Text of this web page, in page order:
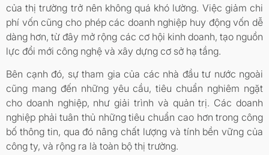
của thị trường trở nên không quá khó lường. Việc giảm chi
phí vốn cũng cho phép các doanh nghiệp huy động vốn dễ
dàng hơn, từ đây mở rộng các cơ hội kinh doanh, tạo nguồn
lực đổi mới công nghệ và xây dựng cơ sở hạ tầng.
Bên cạnh đó, sự tham gia của các nhà đầu tư nước ngoài
cũng mang đến những yêu cầu, tiêu chuẩn nghiêm ngặt
cho doanh nghiệp, như giải trình và quản trị. Các doanh
nghiệp phải tuân thủ những tiêu chuẩn cao hơn trong công
bố thông tin, qua đó nâng chất lượng và tính bền vững của
công ty, và rộng ra là toàn bộ thị trường.